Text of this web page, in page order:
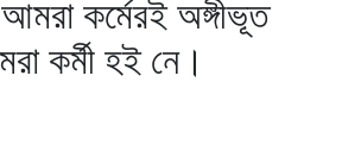
কর্মেরই অঙ্গীভূত
কর্মী হই নে।